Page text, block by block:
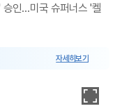
인…미국 슈퍼너스 '켈
자세히보기